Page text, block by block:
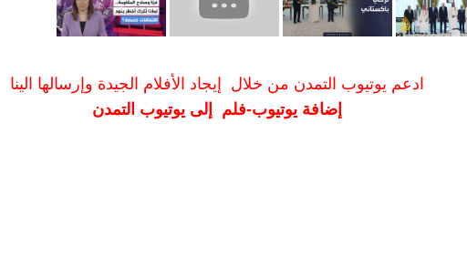
ادعم يوتيوب التمدن من خلال إيجاد الأفلام الجيدة وإرسالها الينا
إضافة يوتيوب-فلم إلى يوتيوب التمدن